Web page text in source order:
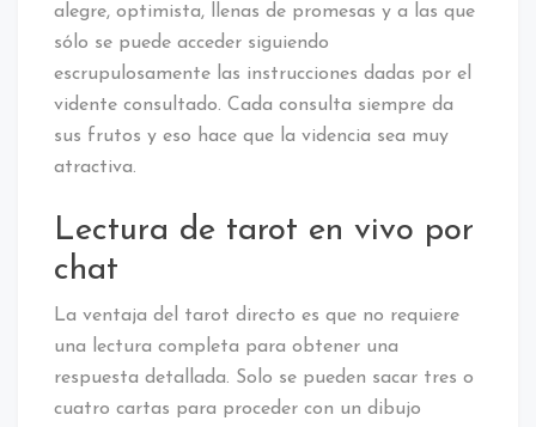
alegre, optimista, llenas de promesas y a las que
sólo se puede acceder siguiendo
escrupulosamente las instrucciones dadas por el
vidente consultado. Cada consulta siempre da
sus frutos y eso hace que la videncia sea muy
atractiva.
Lectura de tarot en vivo por
chat
La ventaja del tarot directo es que no requiere
una lectura completa para obtener una
respuesta detallada. Solo se pueden sacar tres o
cuatro cartas para proceder con un dibujo